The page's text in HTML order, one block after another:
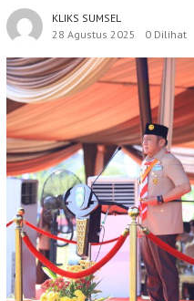
KLIKS SUMSEL
28 Agustus 2025
0 Dilihat